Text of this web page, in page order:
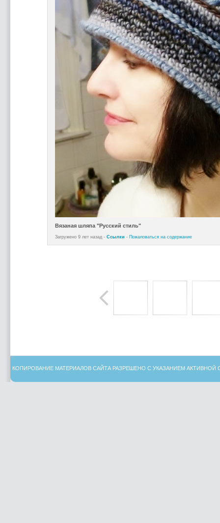
Вязаная шляпа "Русский стиль"
Загружено 9 лет назад - Ссылки - Пожаловаться на содержание
КОПИРОВАНИЕ МАТЕРИАЛОВ САЙТА РАЗРЕШЕНО С УКАЗАНИЕМ АКТИВНОЙ